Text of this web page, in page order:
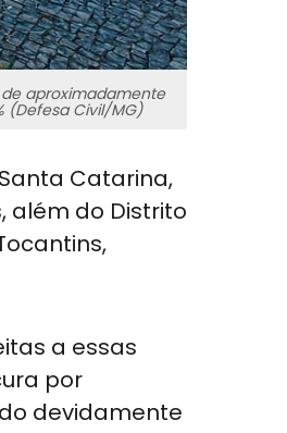
aproximadamente
(Defesa Civil/MG)
Catarina,
além do Distrito
a essas
por
devidamente